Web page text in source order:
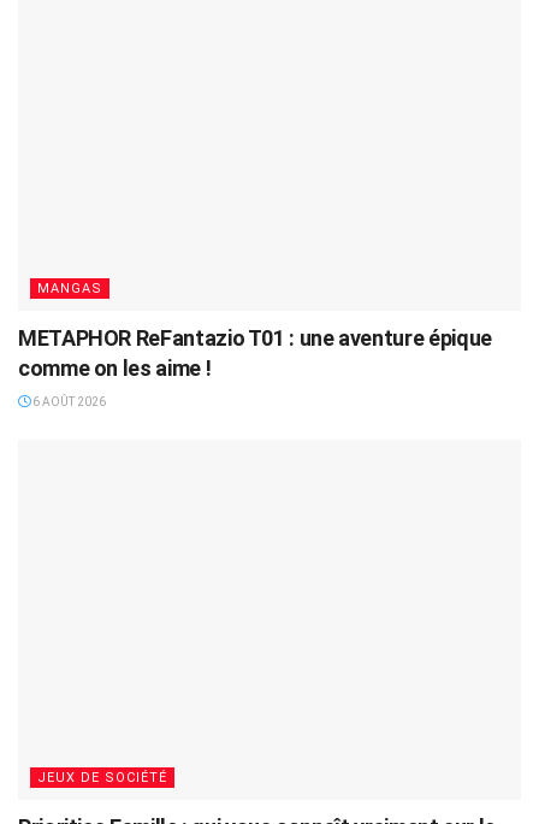
MANGAS
METAPHOR ReFantazio T01 : une aventure épique
comme on les aime !
6 AOÛT 2026
JEUX DE SOCIÉTÉ